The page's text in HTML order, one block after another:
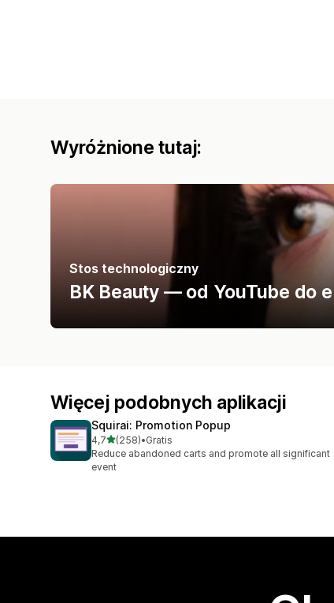
Wyróżnione tutaj:
Stos technologiczny
BK Beauty — od YouTube do
Więcej podobnych aplikacji
Squirai: Promotion Popup
4,7na 5 gwiazdek
(258)
Łączna liczba recenzji: 258
•Gratis
Reduce abandoned carts and promote all significant
event